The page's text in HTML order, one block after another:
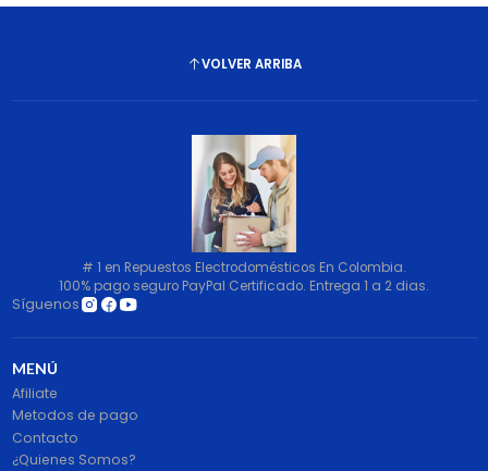
VOLVER ARRIBA
# 1 en Repuestos Electrodomésticos En Colombia.
100% pago seguro PayPal Certificado. Entrega 1 a 2 dias.
Síguenos
MENÚ
Afiliate
Metodos de pago
Contacto
¿Quienes Somos?